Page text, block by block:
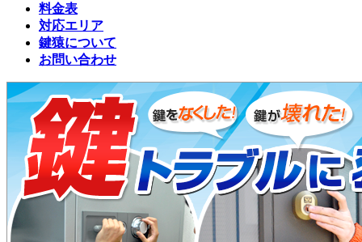
料金表
対応エリア
鍵猿について
お問い合わせ